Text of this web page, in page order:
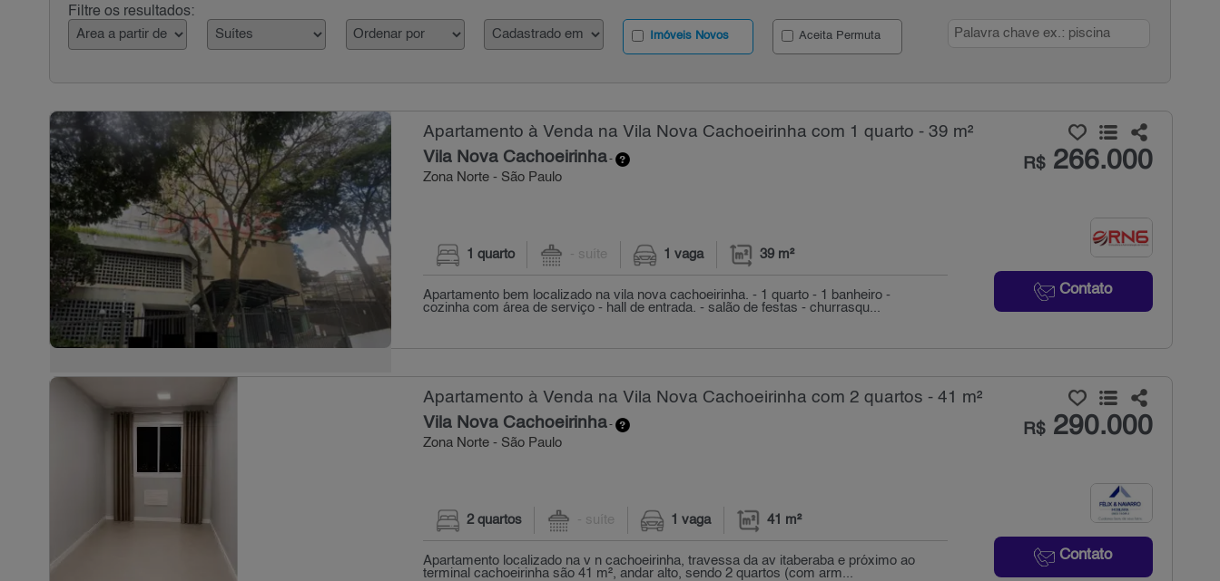
Filtre os resultados:
Imóveis Novos Aceita Permuta
Apartamento à Venda na Vila Nova Cachoeirinha com 1 quarto - 39 m²
Vila Nova Cachoeirinha-
Zona Norte - São Paulo
R$266.000
Contato
1 quarto - suíte 1 vaga 39 m²
Apartamento bem localizado na vila nova cachoeirinha. - 1 quarto - 1 banheiro -
cozinha com área de serviço - hall de entrada. - salão de festas - churrasqu...
Apartamento à Venda na Vila Nova Cachoeirinha com 2 quartos - 41 m²
Vila Nova Cachoeirinha-
Zona Norte - São Paulo
R$290.000
Contato
2 quartos - suíte 1 vaga 41 m²
Apartamento localizado na v n cachoeirinha, travessa da av itaberaba e próximo ao
terminal cachoeirinha são 41 m², andar alto, sendo 2 quartos (com arm...